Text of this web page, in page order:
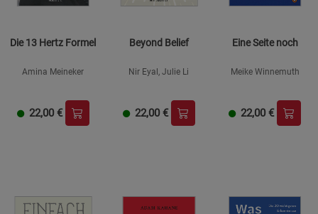
Die 13 Hertz Formel
Amina Meineker
22,00 €
Beyond Belief
Nir Eyal, Julie Li
22,00 €
Eine Seite noch
Meike Winnemuth
22,00 €